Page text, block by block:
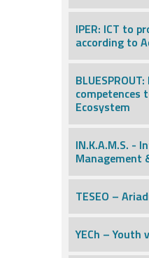
IPER: ICT to
according to
competences
Ecosystem
IN.K.A.M.S. -
Management
TESEO –
YECh –